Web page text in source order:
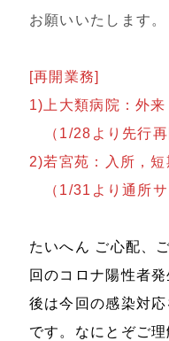
お願いいたします。
[再開業務]
1)上大類病院：外来
（1/28より先行再
2)若宮苑：入所，
（1/31より通所サ
たいへん ご心配、
回のコロナ陽性者
後は今回の感染対
です。なにとぞご